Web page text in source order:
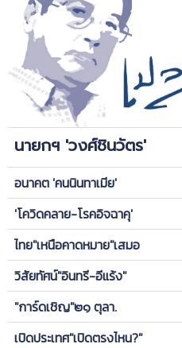
นายกฯ 'วงศ์ชินวัตร'
อนาคต 'คนนินทาเมีย'
'โควิดคลาย-โรคอิจฉาคุ'
ไทย"เหนือคาดหมาย"เสมอ
วิสัยทัศน์"อินทรี-อีแร้ง"
"การ์ดเชิญ"๒๑ ตุลา.
เปิดประเทศ"เปิดตรงไหน?"